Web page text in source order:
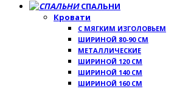
СПАЛЬНИ
Кровати
С МЯГКИМ ИЗГОЛОВЬЕМ
ШИРИНОЙ 80-90 СМ
МЕТАЛЛИЧЕСКИЕ
ШИРИНОЙ 120 СМ
ШИРИНОЙ 140 СМ
ШИРИНОЙ 160 СМ